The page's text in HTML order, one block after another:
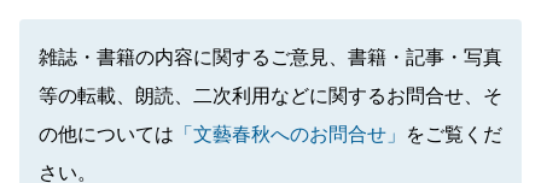
雑誌・書籍の内容に関するご意見、書籍・記事・写真
等の転載、朗読、二次利用などに関するお問合せ、そ
の他については 「文藝春秋へのお問合せ」
をご覧くだ
さい。